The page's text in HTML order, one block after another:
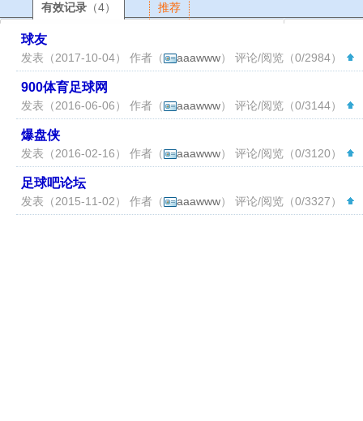
有效记录 （4） 推荐
球友
发表（2017-10-04） 作者（ aaawww） 评论/阅览（0/2984）
900体育足球网
发表（2016-06-06） 作者（ aaawww） 评论/阅览（0/3144）
爆盘侠
发表（2016-02-16） 作者（ aaawww） 评论/阅览（0/3120）
足球吧论坛
发表（2015-11-02） 作者（ aaawww） 评论/阅览（0/3327）